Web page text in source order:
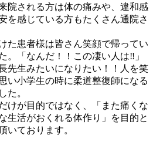
院される方は体の痛みや、違和感
を感じている方もたくさん通院さ
た患者様は皆さん笑顔で帰ってい
。「なんだ！！この凄い人は‼」
先生みたいになりたい！！人を笑
い小学生の時に柔道整復師になる
た。
けが目的ではなく、「また痛くな
生活がおくれる体作り」を目的と
いております。